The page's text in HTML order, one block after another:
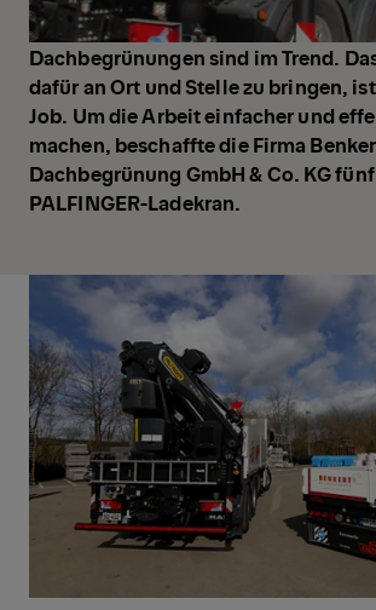
Dachbegrünungen sind im Trend.
dafür an Ort und Stelle zu bringen,
Job. Um die Arbeit einfacher und
machen, beschaffte die Firma
Dachbegrünung GmbH & Co. KG
PALFINGER-Ladekran.